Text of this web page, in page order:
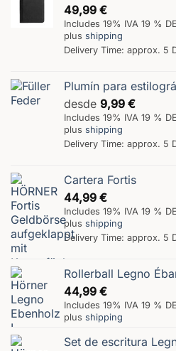
49,99 €
Includes 19% IVA 19 % DE
plus shipping
Delivery Time: approx. 5
Plumín para
desde 9,99 €
Includes 19% IVA 19 % DE
plus shipping
Delivery Time: approx. 5
Cartera Fortis
44,99 €
Includes 19% IVA 19 % DE
plus shipping
Delivery Time: approx. 5
Rollerball Legno
44,99 €
Includes 19% IVA 19 % DE
plus shipping
Set de escritura